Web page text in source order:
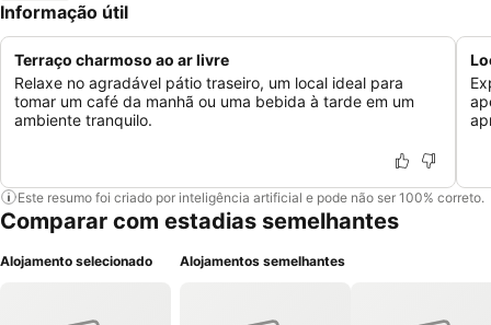
Informação útil
Terraço charmoso ao ar livre
Relaxe no agradável pátio traseiro, um local ideal para
tomar um café da manhã ou uma bebida à tarde em um
ambiente tranquilo.
Este resumo foi criado por inteligência artificial e pode não ser 100% correto.
Comparar com estadias semelhantes
Alojamento selecionado Alojamentos semelhantes